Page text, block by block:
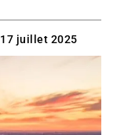
17 juillet 2025